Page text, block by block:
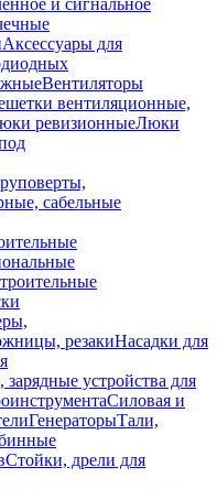
и сигнальное
Аксессуары для
Вентиляторы
вентиляционные,
ревизионныеЛюки
сабельные
резакиНасадки для
устройства для
Силовая и
ГенераторыТали,
Стойки, дрели для